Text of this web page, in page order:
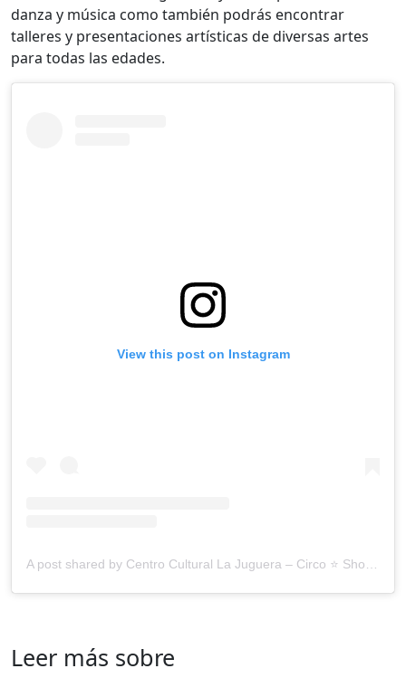
danza y música como también podrás encontrar
talleres y presentaciones artísticas de diversas artes
para todas las edades.
View this post on Instagram
Leer más sobre